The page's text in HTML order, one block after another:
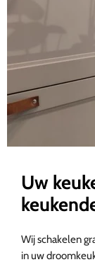
Uw
Wij schakelen
in uw